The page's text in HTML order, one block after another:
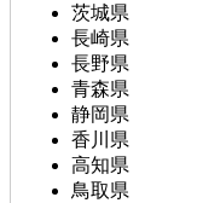
茨城県
長崎県
長野県
青森県
静岡県
香川県
高知県
鳥取県